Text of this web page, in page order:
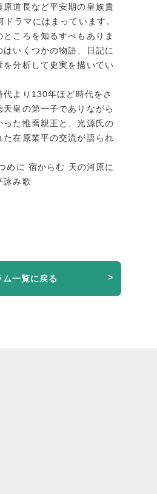
原道長など平安期の皇族貴
ラマにはまっています。
ころを知るすべもありま
いくつかの物語、日記に
を分析して史実を描いてい
より130年ほど時代をさ
皇の第一子でありながら
った惟喬親王と、光源氏の
た在原業平の交流が語られ
めに 宿からむ 天の河原に
み歌
ム一覧に戻る